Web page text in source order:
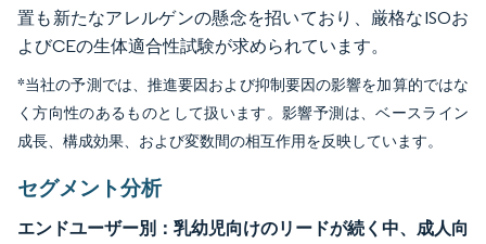
置も新たなアレルゲンの懸念を招いており、厳格なISOお
よびCEの生体適合性試験が求められています。
*当社の予測では、推進要因および抑制要因の影響を加算的ではな
く方向性のあるものとして扱います。影響予測は、ベースライン
成長、構成効果、および変数間の相互作用を反映しています。
セグメント分析
エンドユーザー別：乳幼児向けのリードが続く中、成人向